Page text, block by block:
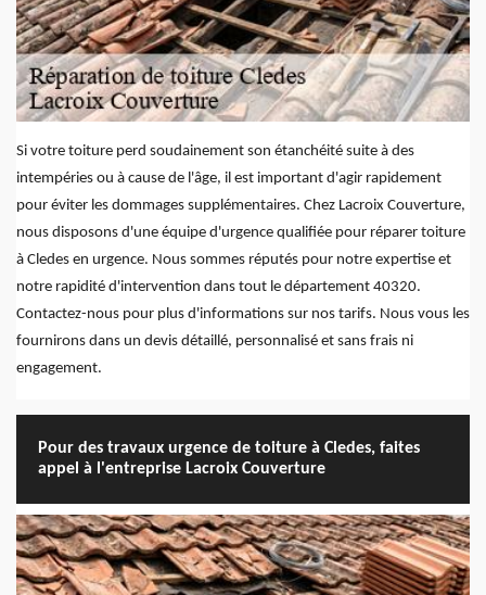
Si votre toiture perd soudainement son étanchéité suite à des
intempéries ou à cause de l'âge, il est important d'agir rapidement
pour éviter les dommages supplémentaires. Chez Lacroix Couverture,
nous disposons d'une équipe d'urgence qualifiée pour réparer toiture
à Cledes en urgence. Nous sommes réputés pour notre expertise et
notre rapidité d'intervention dans tout le département 40320.
Contactez-nous pour plus d'informations sur nos tarifs. Nous vous les
fournirons dans un devis détaillé, personnalisé et sans frais ni
engagement.
Pour des travaux urgence de toiture à Cledes, faites
appel à l'entreprise Lacroix Couverture